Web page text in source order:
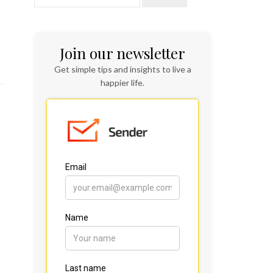
Join our newsletter
Get simple tips and insights to live a
happier life.